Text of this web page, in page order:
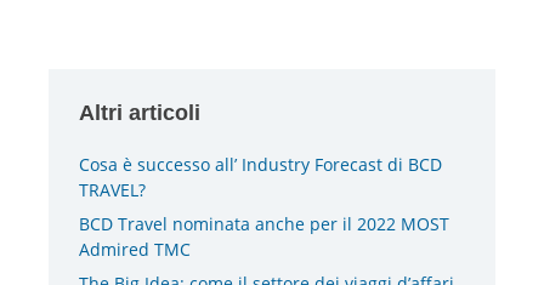
Altri articoli
Cosa è successo all’ Industry Forecast di BCD
TRAVEL?
BCD Travel nominata anche per il 2022 MOST
Admired TMC